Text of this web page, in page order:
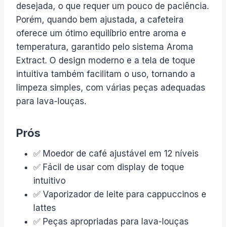
desejada, o que requer um pouco de paciência.
Porém, quando bem ajustada, a cafeteira
oferece um ótimo equilíbrio entre aroma e
temperatura, garantido pelo sistema Aroma
Extract. O design moderno e a tela de toque
intuitiva também facilitam o uso, tornando a
limpeza simples, com várias peças adequadas
para lava-louças.
Prós
✅ Moedor de café ajustável em 12 níveis
✅ Fácil de usar com display de toque
intuitivo
✅ Vaporizador de leite para cappuccinos e
lattes
✅ Peças apropriadas para lava-louças